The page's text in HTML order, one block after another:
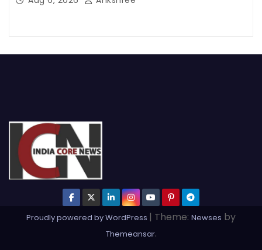
Proudly powered by WordPress | Theme: Newses by
Themeansar.